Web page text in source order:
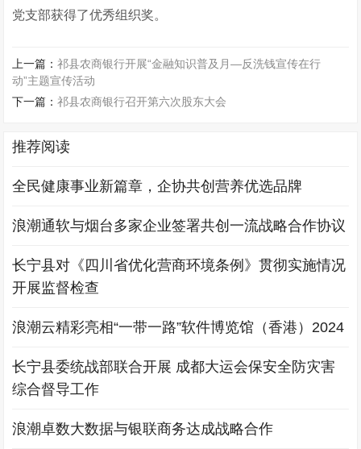
党支部获得了优秀组织奖。
上一篇：祁县农商银行开展“金融知识普及月—反洗钱宣传在行
动”主题宣传活动
下一篇：祁县农商银行召开第六次股东大会
推荐阅读
全民健康事业新篇章，企协共创营养优选品牌
浪潮通软与烟台多家企业签署共创一流战略合作协议
长宁县对《四川省优化营商环境条例》贯彻实施情况
开展监督检查
浪潮云精彩亮相“一带一路”软件博览馆（香港）2024
长宁县委统战部联合开展 成都大运会保安全防灾害
综合督导工作
浪潮卓数大数据与银联商务达成战略合作